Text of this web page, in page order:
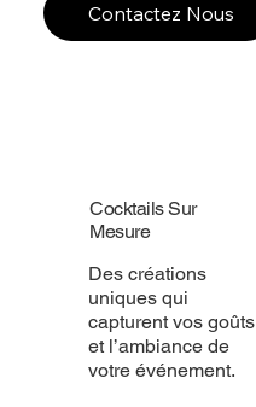
Contactez Nous
Cocktails Sur
Mesure
Des créations
uniques qui
capturent vos goûts
et l’ambiance de
votre événement.